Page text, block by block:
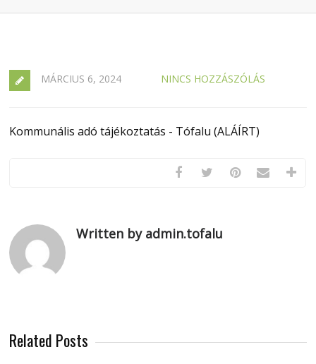
MÁRCIUS 6, 2024 NINCS HOZZÁSZÓLÁS
Kommunális adó tájékoztatás - Tófalu (ALÁÍRT)
Written by admin.tofalu
Related Posts